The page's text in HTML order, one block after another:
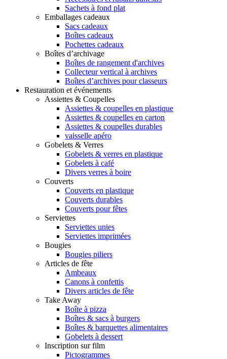
Sachets à fond plat
Emballages cadeaux
Sacs cadeaux
Boîtes cadeaux
Pochettes cadeaux
Boîtes d’archivage
Boîtes de rangement d'archives
Collecteur vertical à archives
Boîtes d’archives pour classeurs
Restauration et événements
Assiettes & Coupelles
Assiettes & coupelles en plastique
Assiettes & coupelles en carton
Assiettes & coupelles durables
vaisselle apéro
Gobelets & Verres
Gobelets & verres en plastique
Gobelets à café
Divers verres à boire
Couverts
Couverts en plastique
Couverts durables
Couverts pour fêtes
Serviettes
Serviettes unies
Serviettes imprimées
Bougies
Bougies piliers
Articles de fête
Ambeaux
Canons à confettis
Divers articles de fête
Take Away
Boîte à pizza
Boîtes & sacs à burgers
Boîtes & barquettes alimentaires
Gobelets à dessert
Inscription sur film
Pictogrammes